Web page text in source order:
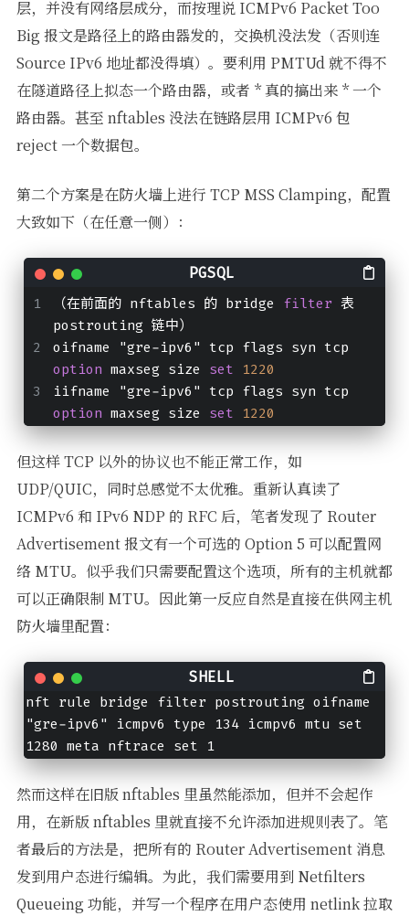
层，并没有网络层成分，而按理说 ICMPv6 Packet Too
Big 报文是路径上的路由器发的，交换机没法发（否则连
Source IPv6 地址都没得填）。要利用 PMTUd 就不得不
在隧道路径上拟态一个路由器，或者 * 真的搞出来 * 一个
路由器。甚至 nftables 没法在链路层用 ICMPv6 包
reject 一个数据包。
第二个方案是在防火墙上进行 TCP MSS Clamping，配置
大致如下（在任意一侧）：
（在前面的 nftables 的 bridge filter 表
postrouting 链中）
option maxseg size set 1220
option maxseg size set 1220
但这样 TCP 以外的协议也不能正常工作，如
UDP/QUIC，同时总感觉不太优雅。重新认真读了
ICMPv6 和 IPv6 NDP 的 RFC 后，笔者发现了 Router
Advertisement 报文有一个可选的 Option 5 可以配置网
络 MTU。似乎我们只需要配置这个选项，所有的主机就都
可以正确限制 MTU。因此第一反应自然是直接在供网主机
防火墙里配置：
nft rule bridge filter postrouting oifname
"gre-ipv6" icmpv6 type 134 icmpv6 mtu set
1280 meta nftrace set 1
然而这样在旧版 nftables 里虽然能添加，但并不会起作
用，在新版 nftables 里就直接不允许添加进规则表了。笔
者最后的方法是，把所有的 Router Advertisement 消息
发到用户态进行编辑。为此，我们需要用到 Netfilters
Queueing 功能，并写一个程序在用户态使用 netlink 拉取